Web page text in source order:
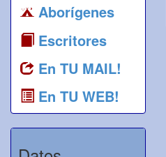
Aborígenes
Escritores
En TU MAIL!
En TU WEB!